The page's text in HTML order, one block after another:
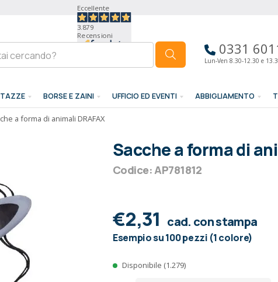
Eccellente
3.879
Recensioni
0331
Lun-Ven 8.30-12.30 e
TAZZE BORSE E ZAINI UFFICIO ED EVENTI ABBIGLIAMENTO
a forma di animali DRAFAX
Sacche a forma di
Codice: AP781812
€2,31 cad. con stampa
Esempio su 100 pezzi (1 colore)
Disponibile (1.279)